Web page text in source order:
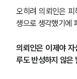
오히려 의뢰인은
생으로 생각했기에
의뢰인은 이제야
루도 반성하지 않은